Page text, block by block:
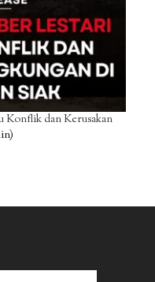
Konflik dan Kerusakan